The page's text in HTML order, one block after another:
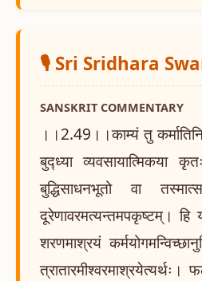
🎙️ Sri Sridhara
SANSKRIT COMMENTARY
।।2.49।।काम्यं तु
बुद्ध्या व्यवसायात्मिकया
बुद्धिसाधनभूतो वा
दूरेणावरमत्यन्तमपकृष्टम्। हि
शरणमाश्रयं